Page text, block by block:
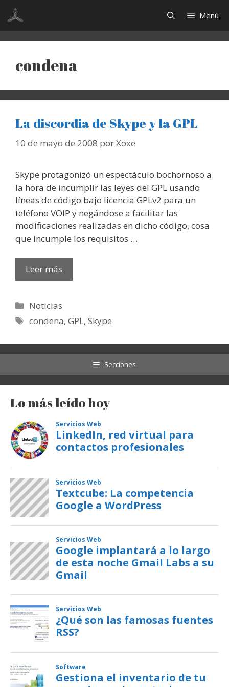
Saltar
contenido
Menú
condena
La discordia de Skype y la GPL
10 de mayo de 2008 porXoxe
Skype protagonizó un espectáculo bochornoso a
la hora de incumplir las leyes del GPL usando
líneas de código bajo licencia GPLv2 para un
teléfono VOIP y negándose a facilitar las
modificaciones realizadas en dicho código, cosa
que incumple los requisitos …
Leer más
Categorías
Noticias
Etiquetas
condena,GPL,Skype
Secciones
Lo más leído hoy